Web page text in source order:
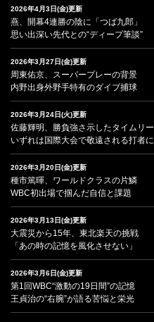
2026年4月3日(金)更新
燕、開幕4連勝の陰に「つば九郎」
思い出深い先代との“ディープ筆談”
2026年3月27日(金)更新
周東佑京、スーパープレーの背景
内野出身外野手特有のダイブ捕球
2026年3月24日(火)更新
佐藤輝明、勝負強さ示したタイムリー
いずれは国際大会で敬遠される打者に
2026年3月20日(金)更新
種市篤暉、ワールドクラスの片鱗
WBC初出場で掴んだ自信と課題
2026年3月13日(金)更新
大震災から15年、東北楽天の挑戦
「あの時の記憶を風化させない」
2026年3月6日(金)更新
第1回WBC“激動の19日間”の記憶
王貞治の“右腕”が語る苦悩と栄光